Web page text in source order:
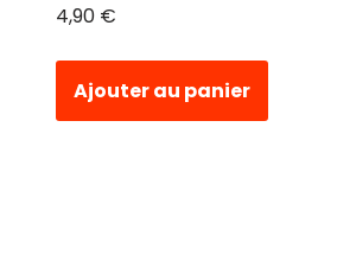
4,90 €
Ajouter au panier